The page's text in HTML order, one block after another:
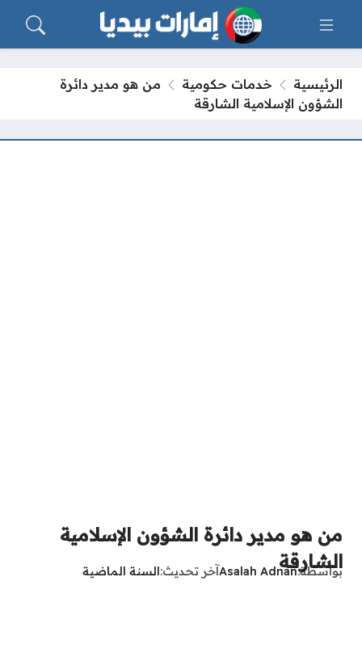
الرئيسية خدمات حكومية
من هو مدير دائرة
الشؤون الإسلامية الشارقة
من هو مدير دائرة الشؤون الإسلامية
الشارقة
بواسطةAsalah Adnanآخر تحديث السنة الماضية